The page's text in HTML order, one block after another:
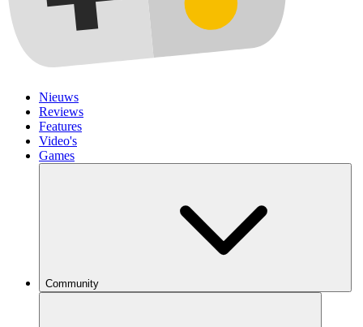
Nieuws
Reviews
Features
Video's
Games
Community